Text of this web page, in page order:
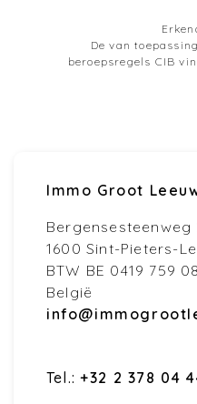
De van
beroepsregels CIB
Immo Groot
Bergensesteenweg
1600 Sint-Pieters-
BTW BE 0419 759
België
Tel.: +32 2 378 04